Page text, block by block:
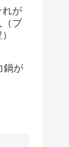
れが
（ブ
鍋が